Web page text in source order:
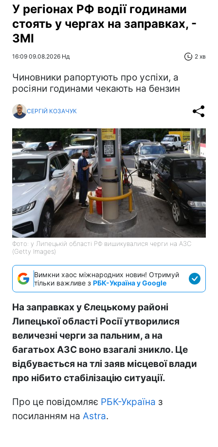
У регіонах РФ водії годинами
стоять у чергах на заправках, -
ЗМІ
16:09 09.08.2026 Нд 2 хв
Чиновники рапортують про успіхи, а
росіяни годинами чекають на бензин
СЕРГІЙ КОЗАЧУК
Фото: у Липецькій області РФ вишикувалися черги на АЗС
(Getty Images)
Вимкни хаос міжнародних новин! Отримуй
тільки важливе з РБК-Україна у Google
На заправках у Єлецькому районі
Липецької області Росії утворилися
величезні черги за пальним, а на
багатьох АЗС воно взагалі зникло. Це
відбувається на тлі заяв місцевої влади
про нібито стабілізацію ситуації.
Про це повідомляє РБК-Україна з
посиланням на Astra.